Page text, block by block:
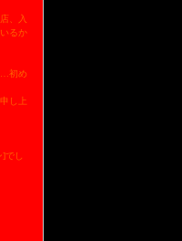
、入
るか
…初め
し上
し